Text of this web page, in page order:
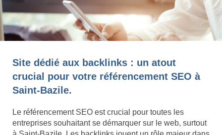
Site dédié aux backlinks : un atout
crucial pour votre référencement SEO à
Saint-Bazile.
Le référencement SEO est crucial pour toutes les
entreprises souhaitant se démarquer sur le web, surtout